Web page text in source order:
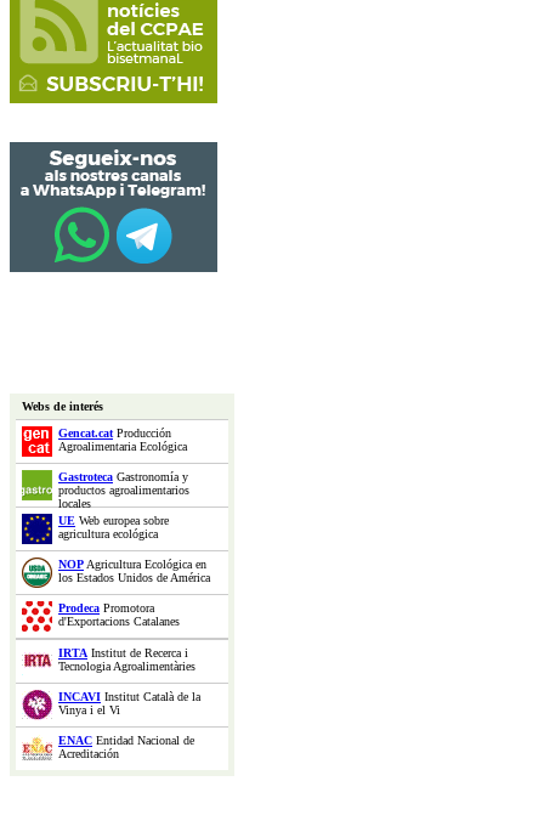
Webs de interés
Gencat.catProducción
Agroalimentaria Ecológica
Gastroteca Gastronomía y
productos agroalimentarios
locales
UE Web europea sobre
agricultura ecológica
NOPAgricultura Ecológica en
los Estados Unidos de América
Prodeca Promotora
d'Exportacions Catalanes
IRTA Institut de Recerca i
Tecnologia Agroalimentàries
INCAVI Institut Català de la
Vinya i el Vi
ENAC Entidad Nacional de
Acreditación